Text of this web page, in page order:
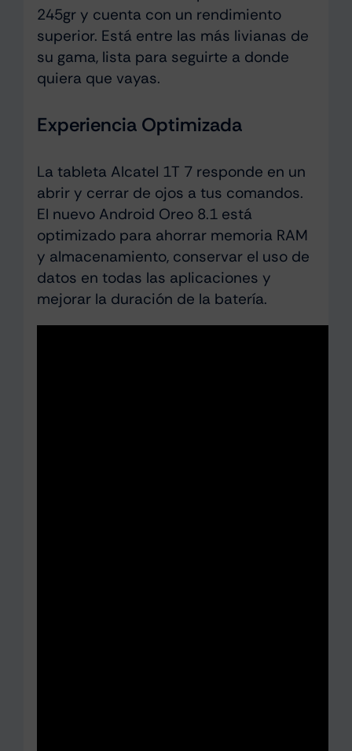
245gr y cuenta con un rendimiento
superior. Está entre las más livianas de
su gama, lista para seguirte a donde
quiera que vayas.
Experiencia Optimizada
La tableta Alcatel 1T 7 responde en un
abrir y cerrar de ojos a tus comandos.
El nuevo Android Oreo 8.1 está
optimizado para ahorrar memoria RAM
y almacenamiento, conservar el uso de
datos en todas las aplicaciones y
mejorar la duración de la batería.